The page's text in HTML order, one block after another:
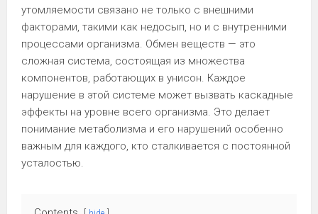
утомляемости связано не только с внешними
факторами, такими как недосып, но и с внутренними
процессами организма. Обмен веществ — это
сложная система, состоящая из множества
компонентов, работающих в унисон. Каждое
нарушение в этой системе может вызвать каскадные
эффекты на уровне всего организма. Это делает
понимание метаболизма и его нарушений особенно
важным для каждого, кто сталкивается с постоянной
усталостью.